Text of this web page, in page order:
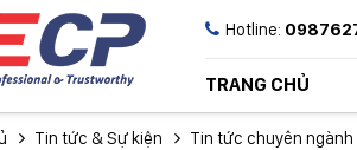
Hotline:
TRANG CHỦ
Tin tức & Sự kiện Tin tức chuyên ngành